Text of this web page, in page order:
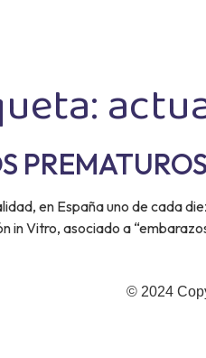
en España uno de cada
in Vitro, asociado a
© 2024